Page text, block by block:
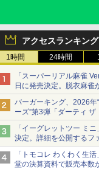
アクセスランキング
1時間 24時間
「スーパーリアル麻雀
日に発売決定。脱衣麻雀
発売から2週間は20%オ
バーガーキング、2026年
ーズ”第3弾「ダーティ
8月7日発売
「特製ガーリックマヨ
型チーズバーガー
「イーグレットツー ミ
決定。詳細を公開するフ
20時から配信
シリーズ累計100タイト
「トモコレ わくわく生
堂の決算資料で販売本数